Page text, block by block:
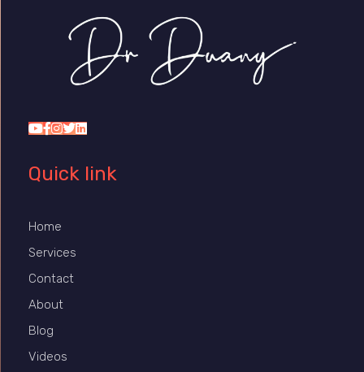
Quick link
Home
Services
Contact
About
Blog
Videos